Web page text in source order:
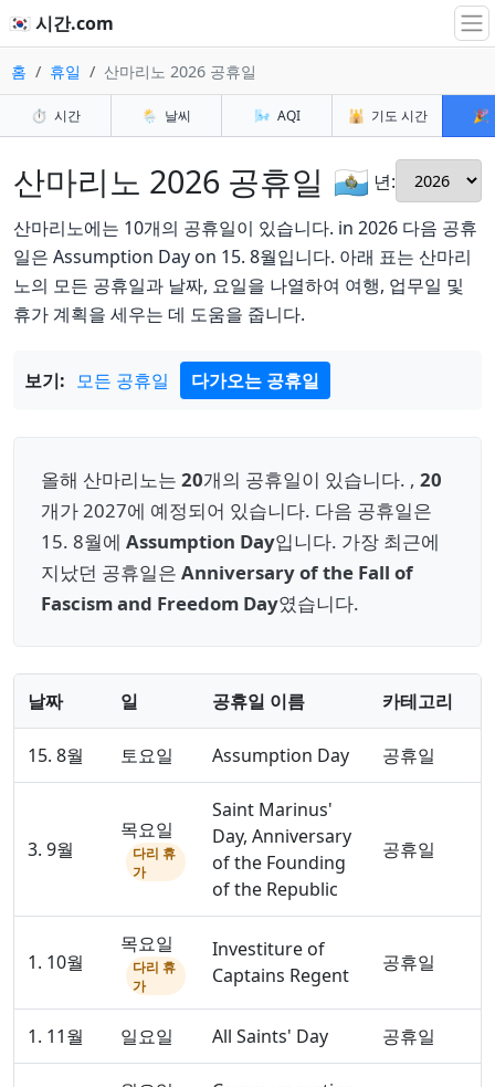
🇰🇷 시간.com
홈 휴일 산마리노 2026 공휴일
⏱️ 시간 🌦️ 날씨 🌬️ AQI 🕌 기도 시간 🎉
산마리노 2026 공휴일 🇸🇲 년:
산마리노에는 10개의 공휴일이 있습니다. in 2026 다음 공휴
일은 Assumption Day on 15. 8월입니다. 아래 표는 산마리
노의 모든 공휴일과 날짜, 요일을 나열하여 여행, 업무일 및
휴가 계획을 세우는 데 도움을 줍니다.
보기: 모든 공휴일 다가오는 공휴일
올해 산마리노는 20개의 공휴일이 있습니다. , 20
개가 2027에 예정되어 있습니다. 다음 공휴일은
15. 8월에 Assumption Day입니다. 가장 최근에
지났던 공휴일은 Anniversary of the Fall of
Fascism and Freedom Day였습니다.
날짜 일 공휴일 이름 카테고리
15. 8월 토요일 Assumption Day 공휴일
3. 9월
목요일
다리 휴
가
Saint Marinus'
Day, Anniversary
of the Founding
of the Republic
공휴일
1. 10월
목요일
다리 휴
가
Investiture of
Captains Regent
공휴일
1. 11월 일요일 All Saints' Day 공휴일